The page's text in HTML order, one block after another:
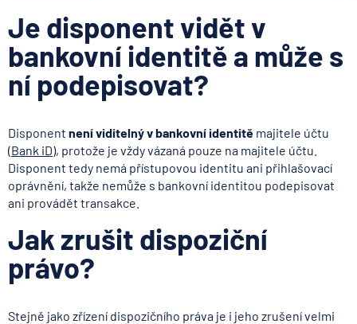
Je disponent vidět v
bankovní identitě a může s
ní podepisovat?
Disponent není viditelný v bankovní identitě majitele účtu
(Bank iD), protože je vždy vázaná pouze na majitele účtu.
Disponent tedy nemá přístupovou identitu ani přihlašovací
oprávnění, takže nemůže s bankovní identitou podepisovat
ani provádět transakce.
Jak zrušit dispoziční
právo?
Stejně jako zřízení dispozičního práva je i jeho zrušení velmi